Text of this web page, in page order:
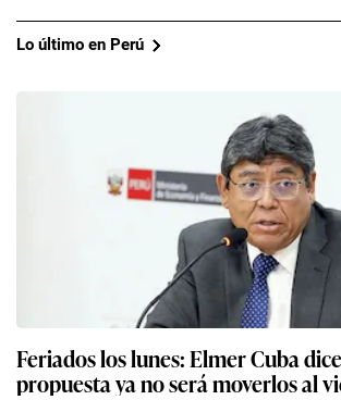
Lo último en Perú
Feriados los lunes: Elmer Cuba
propuesta ya no será moverlos al